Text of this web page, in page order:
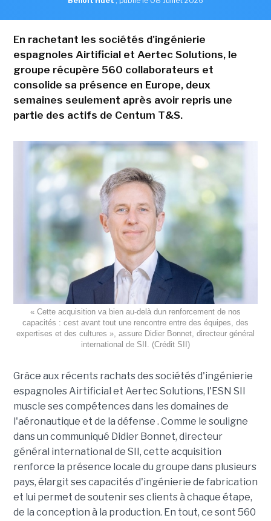
En rachetant les sociétés d'ingénierie
espagnoles Airtificial et Aertec Solutions, le
groupe récupère 560 collaborateurs et
consolide sa présence en Europe, deux
semaines seulement après avoir repris une
partie des actifs de Centum T&S.
« Cette acquisition va bien au-delà dun renforcement de nos
capacités : cest avant tout une rencontre entre des équipes, des
expertises et des cultures », assure Didier Bonnet, directeur général
international de SII. (Crédit SII)
Grâce aux récents rachats des sociétés d'ingénierie
espagnoles Airtificial et Aertec Solutions, l'ESN SII
muscle ses compétences dans les domaines de
l'aéronautique et de la défense . Comme le souligne
dans un communiqué Didier Bonnet, directeur
général international de SII, cette acquisition
renforce la présence locale du groupe dans plusieurs
pays, élargit ses capacités d'ingénierie de fabrication
et lui permet de soutenir ses clients à chaque étape,
de la conception à la production. En tout, ce sont 560